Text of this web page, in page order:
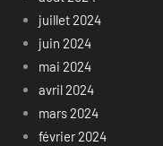
juillet 2024
juin 2024
mai 2024
avril 2024
mars 2024
février 2024